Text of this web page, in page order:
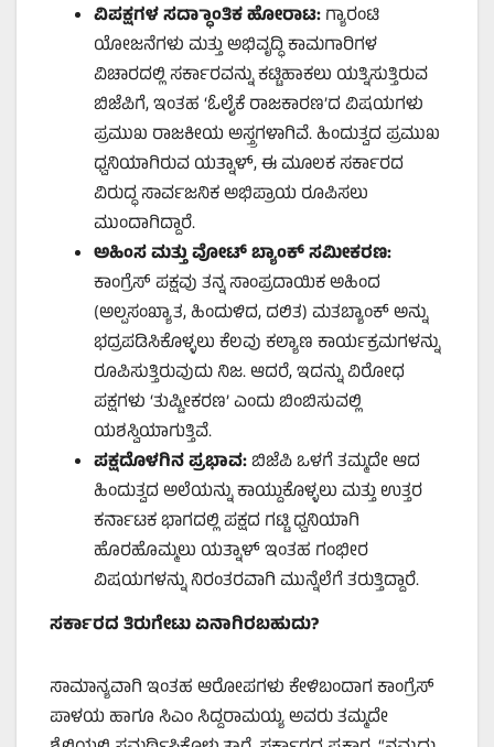
ವಿಪಕ್ಷಗಳ ಸದ್ಧಾಾಂತಿಕ ಹೋರಾಟ:ಗ್ಯಾರಂಟಿ
ಯೋಜನೆಗಳು ಮತ್ತು ಅಭಿವೃದ್ಧಿ ಕಾಮಗಾರಿಗಳ
ವಿಚಾರದಲ್ಲಿ ಸರ್ಕಾರವನ್ನು ಕಟ್ಟಿಹಾಕಲು ಯತ್ನಿಸುತ್ತಿರುವ
ಬಿಜೆಪಿಗೆ, ಇಂತಹ ‘ಓಲೈಕೆ ರಾಜಕಾರಣ’ದ ವಿಷಯಗಳು
ಪ್ರಮುಖ ರಾಜಕೀಯ ಅಸ್ತ್ರಗಳಾಗಿವೆ. ಹಿಂದುತ್ವದ ಪ್ರಮುಖ
ಧ್ವನಿಯಾಗಿರುವ ಯತ್ನಾಳ್, ಈ ಮೂಲಕ ಸರ್ಕಾರದ
ವಿರುದ್ಧ ಸಾರ್ವಜನಿಕ ಅಭಿಪ್ರಾಯ ರೂಪಿಸಲು
ಮುಂದಾಗಿದ್ದಾರೆ.
ಅಹಿಂಸ ಮತ್ತು ವೋಟ್ ಬ್ಯಾಂಕ್ ಸಮೀಕರಣ:
ಕಾಂಗ್ರೆಸ್ ಪಕ್ಷವು ತನ್ನ ಸಾಂಪ್ರದಾಯಿಕ ಅಹಿಂದ
(ಅಲ್ಪಸಂಖ್ಯಾತ, ಹಿಂದುಳಿದ, ದಲಿತ) ಮತಬ್ಯಾಂಕ್ ಅನ್ನು
ಭದ್ರಪಡಿಸಿಕೊಳ್ಳಲು ಕೆಲವು ಕಲ್ಯಾಣ ಕಾರ್ಯಕ್ರಮಗಳನ್ನು
ರೂಪಿಸುತ್ತಿರುವುದು ನಿಜ. ಆದರೆ, ಇದನ್ನು ವಿರೋಧ
ಪಕ್ಷಗಳು ‘ತುಷ್ಟೀಕರಣ’ ಎಂದು ಬಿಂಬಿಸುವಲ್ಲಿ
ಯಶಸ್ವಿಯಾಗುತ್ತಿವೆ.
ಪಕ್ಷದೊಳಗಿನ ಪ್ರಭಾವ:ಬಿಜೆಪಿ ಒಳಗೆ ತಮ್ಮದೇ ಆದ
ಹಿಂದುತ್ವದ ಅಲೆಯನ್ನು ಕಾಯ್ದುಕೊಳ್ಳಲು ಮತ್ತು ಉತ್ತರ
ಕರ್ನಾಟಕ ಭಾಗದಲ್ಲಿ ಪಕ್ಷದ ಗಟ್ಟಿ ಧ್ವನಿಯಾಗಿ
ಹೊರಹೊಮ್ಮಲು ಯತ್ನಾಳ್ ಇಂತಹ ಗಂಭೀರ
ವಿಷಯಗಳನ್ನು ನಿರಂತರವಾಗಿ ಮುನ್ನೆಲೆಗೆ ತರುತ್ತಿದ್ದಾರೆ.
ಸರ್ಕಾರದ ತಿರುಗೇಟು ಏನಾಗಿರಬಹುದು?
ಸಾಮಾನ್ಯವಾಗಿ ಇಂತಹ ಆರೋಪಗಳು ಕೇಳಿಬಂದಾಗ ಕಾಂಗ್ರೆಸ್
ಪಾಳಯ ಹಾಗೂ ಸಿಎಂ ಸಿದ್ದರಾಮಯ್ಯ ಅವರು ತಮ್ಮದೇ